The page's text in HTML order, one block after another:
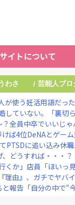
イトについて
わさ / 芸能人ブロ
が使う妊活用語だっ
していない。「裏切
全員中卒でいいじゃ
ば4位DeNAとゲーム
PTSDに追い込み休職
どうすれば・・・？
くか」店員「ほいっ
理由』、ガチでヤバ
報告「自分の中で“
アアアーーーー！！